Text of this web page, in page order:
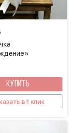
КУПИТЬ
в 1 клик